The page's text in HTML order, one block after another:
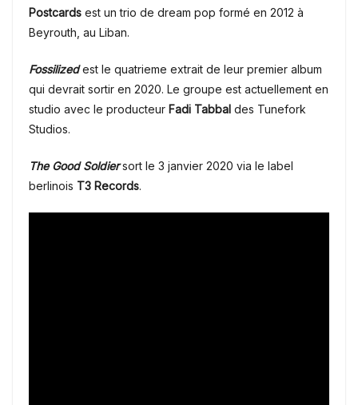
Postcards est un trio de dream pop formé en 2012 à
Beyrouth, au Liban.
Fossilizedest le quatrieme extrait de leur premier album
qui devrait sortir en 2020. Le groupe est actuellement en
studio avec le producteur Fadi Tabbal des Tunefork
Studios.
The Good Soldiersort le 3 janvier 2020 via le label
berlinois T3 Records.